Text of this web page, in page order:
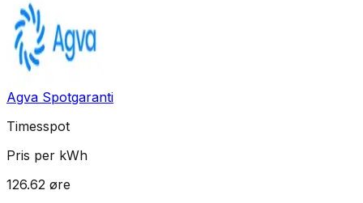
Agva Spotgaranti
Timesspot
Pris per kWh
126.62 øre